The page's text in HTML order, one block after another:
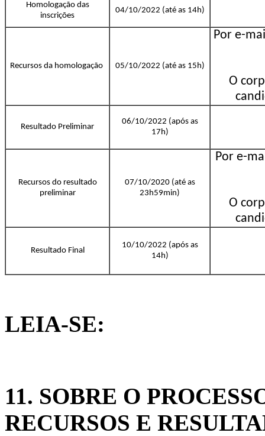
Homologação das
inscrições
04/10/2022 (até as 14h)
Recursos da homologação 05/10/2022 (até as 15h)
Por e-
O
Resultado Preliminar
06/10/2022 (após as
17h)
Recursos do resultado
preliminar
07/10/2020 (até as
23h59min)
Por e-
O
Resultado Final
10/10/2022 (após as
14h)
LEIA-SE:
11. SOBRE O
RECURSOS E